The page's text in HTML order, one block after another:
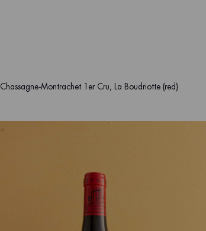
Chassagne-Montrachet 1er Cru, La Boudriotte (red)